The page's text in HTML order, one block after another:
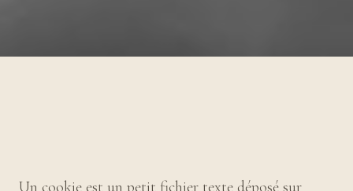
Un cookie est un petit fichier texte déposé sur